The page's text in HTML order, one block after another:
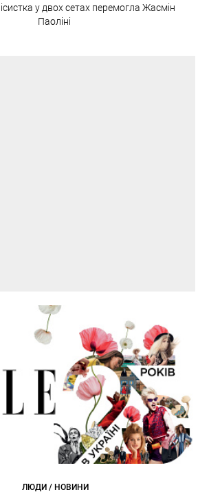
у двох сетах перемогла Жасмін
Паоліні
ЛЮДИ / НОВИНИ